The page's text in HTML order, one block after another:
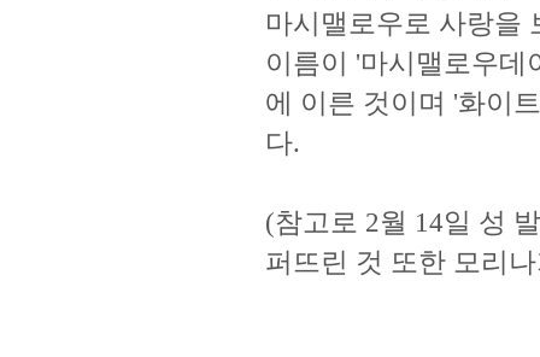
마시맬로우로 사랑을
이름이 '마시맬로우데
에 이른 것이며 '화이
다.
(참고로 2월 14일 성
퍼뜨린 것 또한 모리